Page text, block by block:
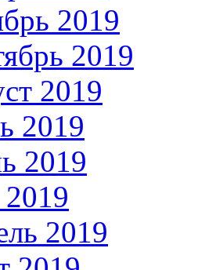
2019
2019
2019
2019
2019
2019